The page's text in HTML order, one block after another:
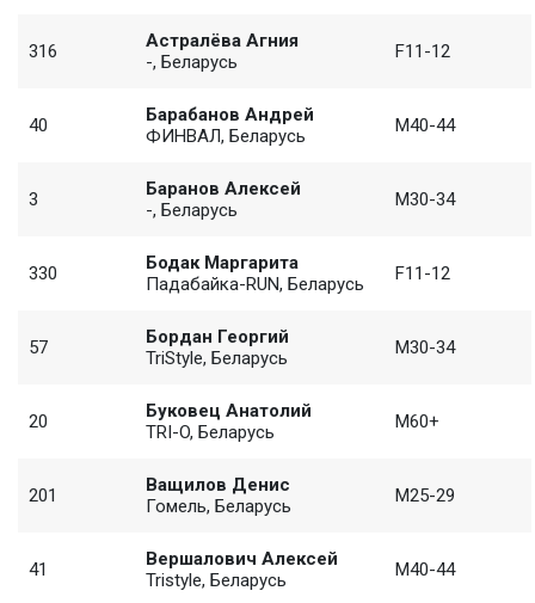
316
Астралёва Агния
-, Беларусь
F11-12
40
Барабанов Андрей
ФИНВАЛ, Беларусь
M40-44
3
Баранов Алексей
-, Беларусь
M30-34
330
Бодак Маргарита
Падабайка-RUN, Беларусь
F11-12
57
Бордан Георгий
TriStyle, Беларусь
M30-34
20
Буковец Анатолий
TRI-O, Беларусь
M60+
201
Ващилов Денис
Гомель, Беларусь
M25-29
41
Вершалович Алексей
Tristyle, Беларусь
M40-44